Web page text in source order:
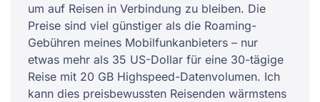
um auf Reisen in Verbindung zu bleiben. Die
Preise sind viel günstiger als die Roaming-
Gebühren meines Mobilfunkanbieters – nur
etwas mehr als 35 US-Dollar für eine 30-tägige
Reise mit 20 GB Highspeed-Datenvolumen. Ich
kann dies preisbewussten Reisenden wärmstens